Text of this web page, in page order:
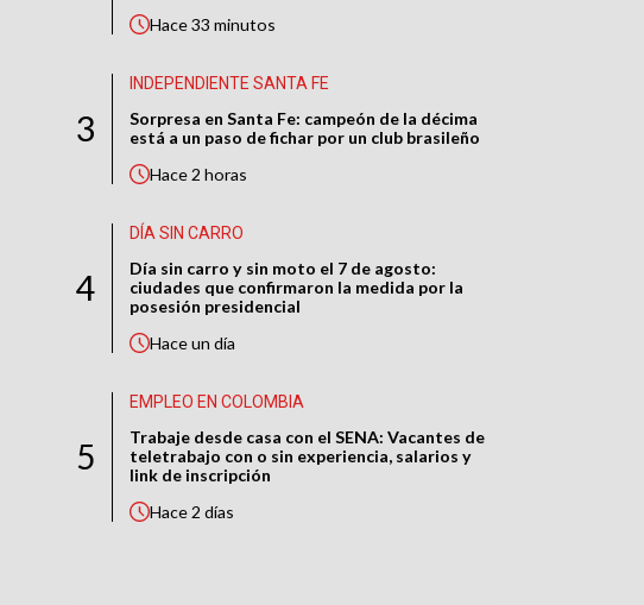
Hace33 minutos
3
INDEPENDIENTE SANTA FE
Sorpresa en Santa Fe: campeón de la décima
está a un paso de fichar por un club brasileño
Hace2 horas
4
DÍA SIN CARRO
Día sin carro y sin moto el 7 de agosto:
ciudades que confirmaron la medida por la
posesión presidencial
Haceun día
5
EMPLEO EN COLOMBIA
Trabaje desde casa con el SENA: Vacantes de
teletrabajo con o sin experiencia, salarios y
link de inscripción
Hace2 días